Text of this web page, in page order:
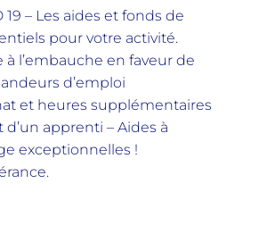
19 – Les aides et fonds de
pour votre activité.
à l’embauche en faveur de
d’emploi
et heures supplémentaires
apprenti – Aides à
exceptionnelles !